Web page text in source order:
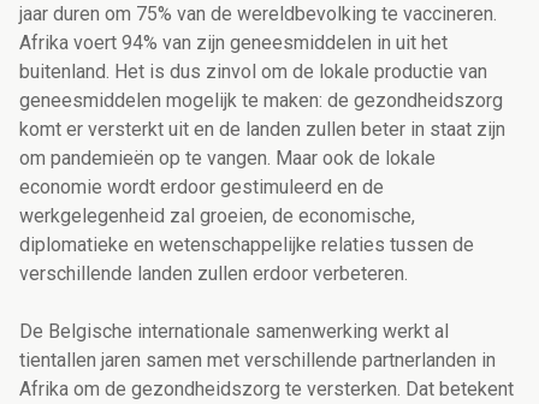
jaar duren om 75% van de wereldbevolking te vaccineren.
Afrika voert 94% van zijn geneesmiddelen in uit het
buitenland. Het is dus zinvol om de lokale productie van
geneesmiddelen mogelijk te maken: de gezondheidszorg
komt er versterkt uit en de landen zullen beter in staat zijn
om pandemieën op te vangen. Maar ook de lokale
economie wordt erdoor gestimuleerd en de
werkgelegenheid zal groeien, de economische,
diplomatieke en wetenschappelijke relaties tussen de
verschillende landen zullen erdoor verbeteren.
De Belgische internationale samenwerking werkt al
tientallen jaren samen met verschillende partnerlanden in
Afrika om de gezondheidszorg te versterken. Dat betekent